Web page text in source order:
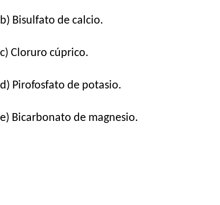
b) Bisulfato de calcio.
c) Cloruro cúprico.
d) Pirofosfato de potasio.
e) Bicarbonato de magnesio.